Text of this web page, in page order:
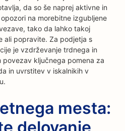
da so še naprej aktivne in
na morebitne izgubljene
tako da lahko takoj
ali popravite. Za podjetja s
je vzdrževanje trdnega in
ključnega pomena za
in uvrstitev v iskalnikih v
mesta: